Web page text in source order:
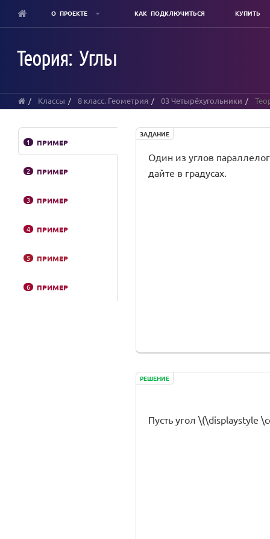
content
О ПРОЕКТЕ КАК ПОДКЛЮЧИТЬСЯ КУПИТЬ
Теория: Углы
Классы 8 класс. Геометрия 03 Четырёхугольники
1 ПРИМЕР
2 ПРИМЕР
3 ПРИМЕР
4 ПРИМЕР
5 ПРИМЕР
6 ПРИМЕР
ЗАДАНИЕ
Один из углов
дайте в градусах.
РЕШЕНИЕ
Пусть угол \(\displaystyle